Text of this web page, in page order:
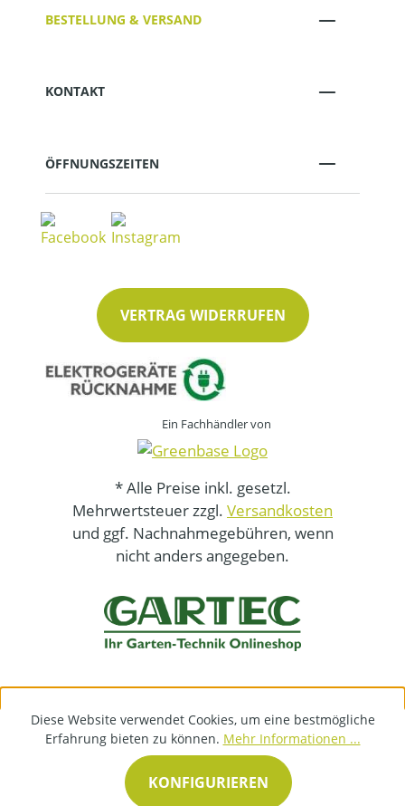
BESTELLUNG & VERSAND
KONTAKT
ÖFFNUNGSZEITEN
VERTRAG WIDERRUFEN
Ein Fachhändler von
* Alle Preise inkl. gesetzl.
Mehrwertsteuer zzgl. Versandkosten
und ggf. Nachnahmegebühren, wenn
nicht anders angegeben.
Diese Website verwendet Cookies, um eine bestmögliche
Erfahrung bieten zu können. Mehr Informationen ...
KONFIGURIEREN